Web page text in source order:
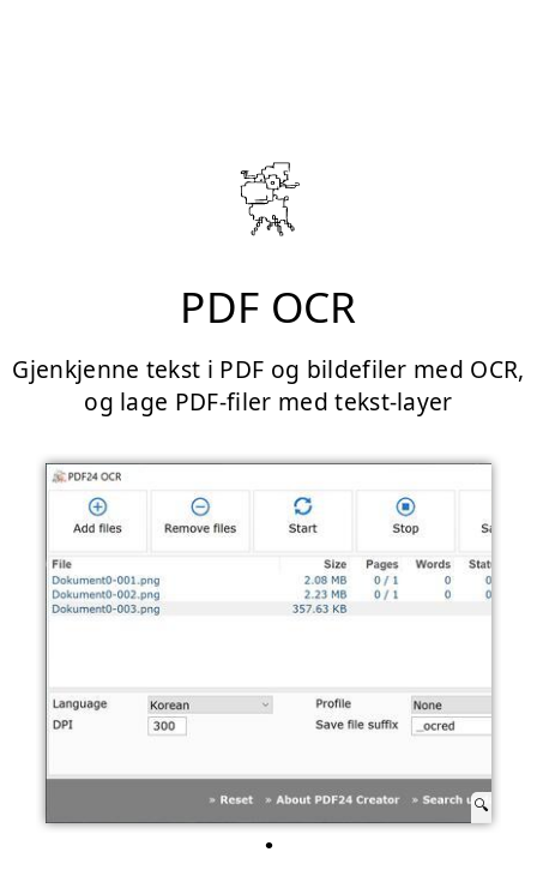
PDF OCR
Gjenkjenne tekst i PDF og bildefiler med OCR,
og lage PDF-filer med tekst-layer